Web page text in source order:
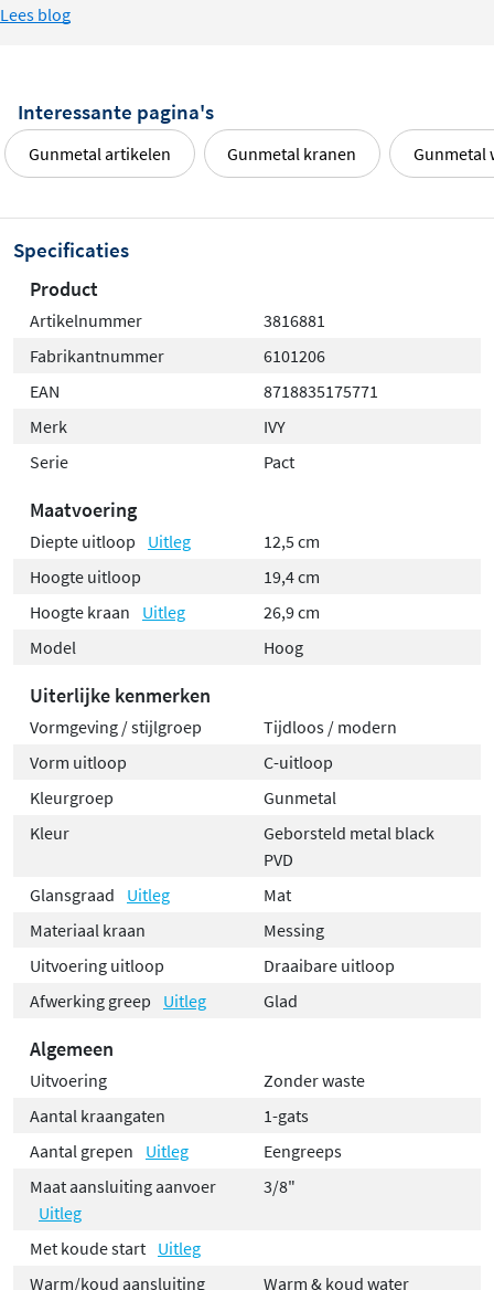
Lees blog
Interessante pagina's
Gunmetal artikelen Gunmetal kranen Gunmetal
Specificaties
Product
Artikelnummer
3816881
Fabrikantnummer
6101206
EAN
8718835175771
Merk
IVY
Serie
Pact
Maatvoering
Diepte uitloop Uitleg
12,5 cm
Hoogte uitloop
19,4 cm
Hoogte kraan
Uitleg
26,9 cm
Model
Hoog
Uiterlijke kenmerken
Vormgeving / stijlgroep
Tijdloos / modern
Vorm uitloop
C-uitloop
Kleurgroep
Gunmetal
Kleur
Geborsteld metal black
PVD
Glansgraad
Uitleg
Mat
Materiaal kraan
Messing
Uitvoering uitloop
Draaibare uitloop
Afwerking greep
Uitleg Glad
Algemeen
Uitvoering
Zonder waste
Aantal kraangaten
1-gats
Aantal grepen
Uitleg
Eengreeps
Maat aansluiting aanvoer
Uitleg
3/8"
Met koude start Uitleg
Warm/koud aansluiting
Warm & koud water